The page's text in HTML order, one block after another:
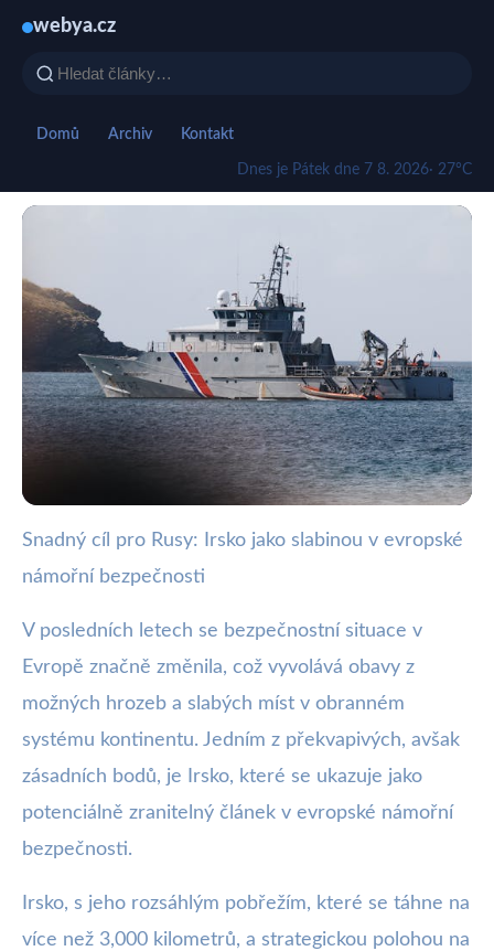
webya.cz
Domů Archiv Kontakt
Dnes je Pátek dne 7 8. 2026· 27°C
webya.cz
Irsko: Slabina v evropské námořní
obraně vystavuje riziku
15. 12. 2025 · 3 min čtení · Autor: Nela Švecová
Snadný cíl pro Rusy: Irsko jako slabinou v evropské
námořní bezpečnosti
V posledních letech se bezpečnostní situace v
Evropě značně změnila, což vyvolává obavy z
možných hrozeb a slabých míst v obranném
systému kontinentu. Jedním z překvapivých, avšak
zásadních bodů, je Irsko, které se ukazuje jako
potenciálně zranitelný článek v evropské námořní
bezpečnosti.
Irsko, s jeho rozsáhlým pobřežím, které se táhne na
více než 3,000 kilometrů, a strategickou polohou na